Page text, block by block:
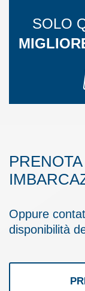
SOLO
Oppure
disponibilità